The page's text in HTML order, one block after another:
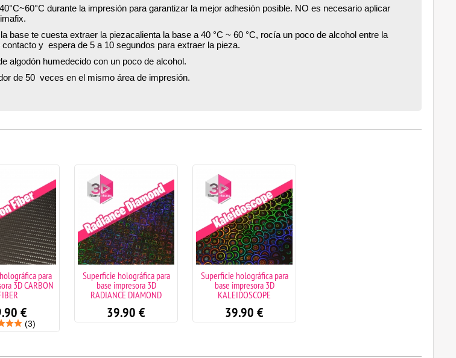
durante la impresión para garantizar la mejor adhesión posible. NO es necesario aplicar
base te cuesta extraer la piezacalienta la base a 40 °C ~ 60 °C, rocía un poco de alcohol entre la
y espera de 5 a 10 segundos para extraer la pieza.
algodón humedecido con un poco de alcohol.
de 50 veces en el mismo área de impresión.
para
3D CARBON
€
(3)
Superficie holográfica para
base impresora 3D
RADIANCE DIAMOND
39.90 €
Superficie holográfica para
base impresora 3D
KALEIDOSCOPE
39.90 €